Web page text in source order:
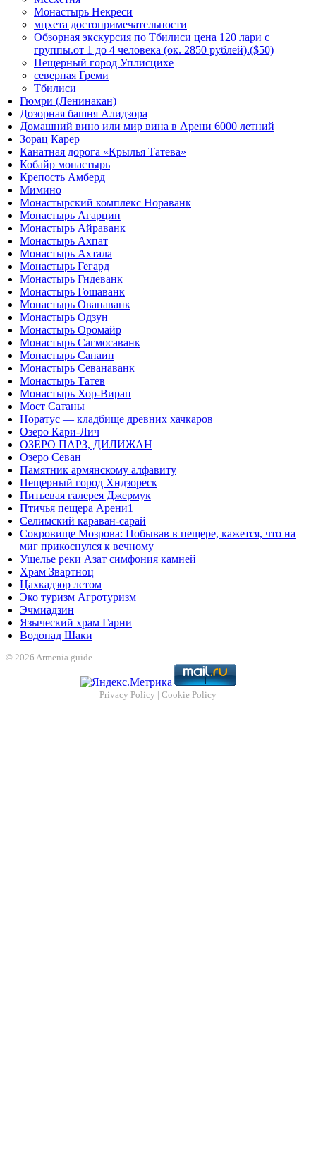
Монастырь Некреси
мцхета достопримечательности
Обзорная экскурсия по Тбилиси цена 120 лари с
группы.от 1 до 4 человека (ок. 2850 рублей).($50)
Пещерный город Уплисцихе
северная Греми
Тбилиси
Гюмри (Ленинакан)
Дозорная башня Алидзора
Домашний вино или мир вина в Арени 6000 летний
Зорац Карер
Канатная дорога «Крылья Татева»
Кобайр монастырь
Крепость Амберд
Мимино
Монастырский комплекс Нораванк
Монастырь Агарцин
Монастырь Айраванк
Монастырь Ахпат
Монастырь Ахтала
Монастырь Гегард
Монастырь Гндеванк
Монастырь Гошаванк
Монастырь Ованаванк
Монастырь Одзун
Монастырь Оромайр
Монастырь Сагмосаванк
Монастырь Санаин
Монастырь Севанаванк
Монастырь Татев
Монастырь Хор-Вирап
Мост Сатаны
Норатус — кладбище древних хачкаров
Озеро Кари-Лич
ОЗЕРО ПАРЗ, ДИЛИЖАН
Озеро Севан
Памятник армянскому алфавиту
Пещерный город Хндзореск
Питьевая галерея Джермук
Птичья пещера Арени1
Селимский караван-сарай
Сокровище Мозрова: Побывав в пещере, кажется, что на
миг прикоснулся к вечному
Ущелье реки Азат симфония камней
Храм Звартноц
Цахкадзор летом
Эко туризм Агротуризм
Эчмиадзин
Языческий храм Гарни
Водопад Шаки
© 2026 Armenia guide.
Privacy Policy | Cookie Policy